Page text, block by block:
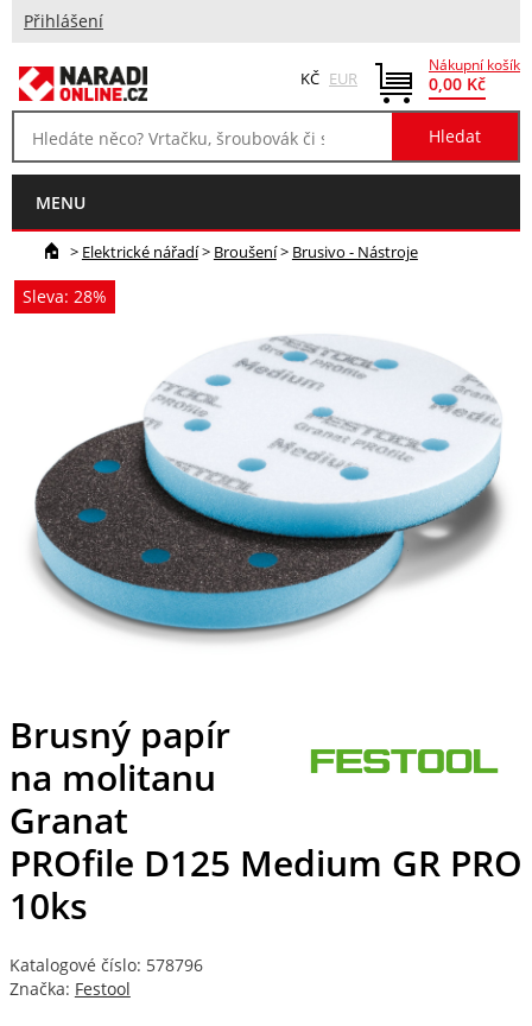
Přihlášení
Nákupní košík
0,00 Kč
KČ EUR
MENU
> Elektrické nářadí> Broušení> Brusivo - Nástroje
Sleva: 28%
Brusný papír
na molitanu
Granat
PROfile D125 Medium GR PRO
10ks
Katalogové číslo: 578796
Značka: Festool